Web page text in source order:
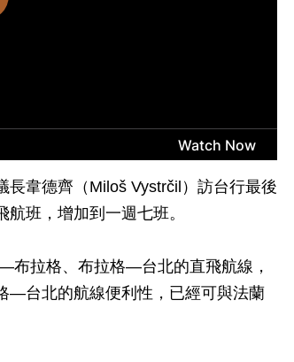
韋德齊（Miloš Vystrčil）訪台行最後
班，增加到一週七班。
布拉格、布拉格—台北的直飛航線，
—台北的航線便利性，已經可與法蘭